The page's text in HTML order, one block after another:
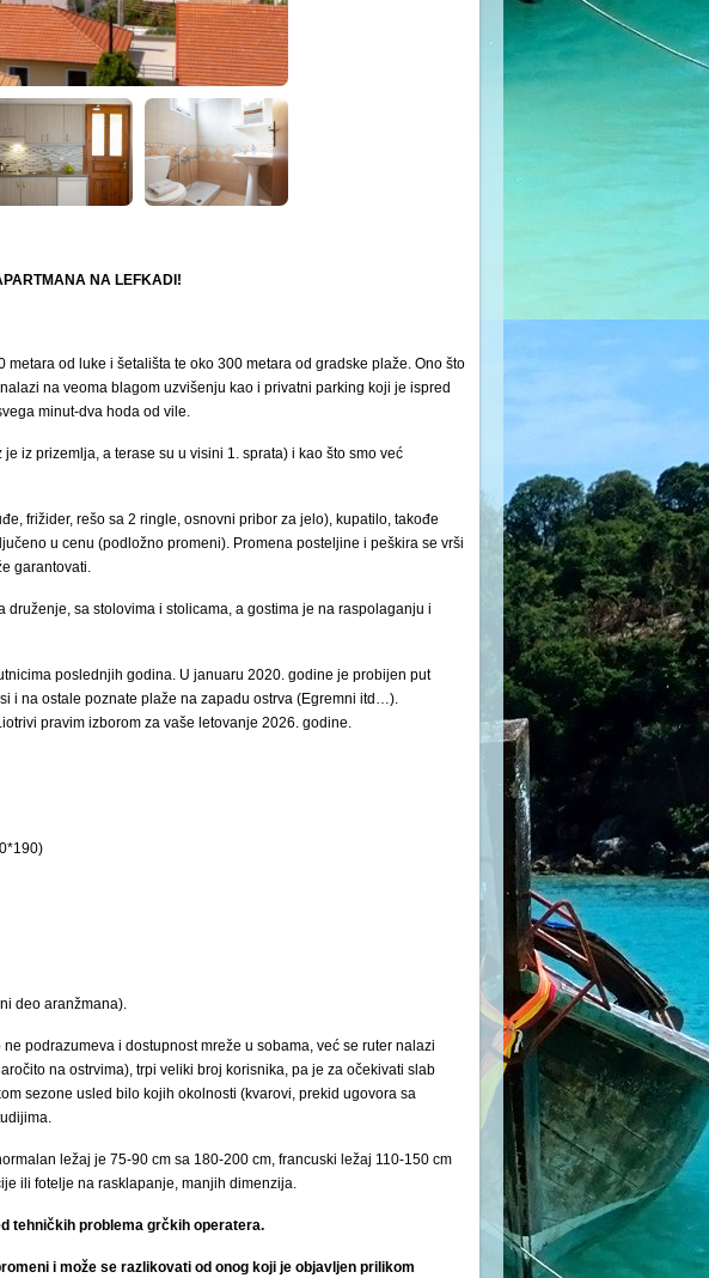
NA LEFKADI!
od luke i šetališta te oko 300 metara od gradske plaže. Ono što
na veoma blagom uzvišenju kao i privatni parking koji je ispred
minut-dva hoda od vile.
iz prizemlja, a terase su u visini 1. sprata) i kao što smo već
frižider, rešo sa 2 ringle, osnovni pribor za jelo), kupatilo, takođe
u cenu (podložno promeni). Promena posteljine i peškira se vrši
garantovati.
sa stolovima i stolicama, a gostima je na raspolaganju i
poslednjih godina. U januaru 2020. godine je probijen put
i na ostale poznate plaže na zapadu ostrva (Egremni itd…).
pravim izborom za vaše letovanje 2026. godine.
deo aranžmana).
podrazumeva i dostupnost mreže u sobama, već se ruter nalazi
na ostrvima), trpi veliki broj korisnika, pa je za očekivati slab
sezone usled bilo kojih okolnosti (kvarovi, prekid ugovora sa
ležaj je 75-90 cm sa 180-200 cm, francuski ležaj 110-150 cm
ili fotelje na rasklapanje, manjih dimenzija.
tehničkih problema grčkih operatera.
i može se razlikovati od onog koji je objavljen prilikom